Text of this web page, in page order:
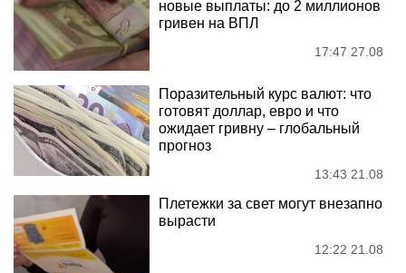
новые выплаты: до 2 миллионов
гривен на ВПЛ
17:47 27.08
Поразительный курс валют: что
готовят доллар, евро и что
ожидает гривну – глобальный
прогноз
13:43 21.08
Плетежки за свет могут внезапно
вырасти
12:22 21.08